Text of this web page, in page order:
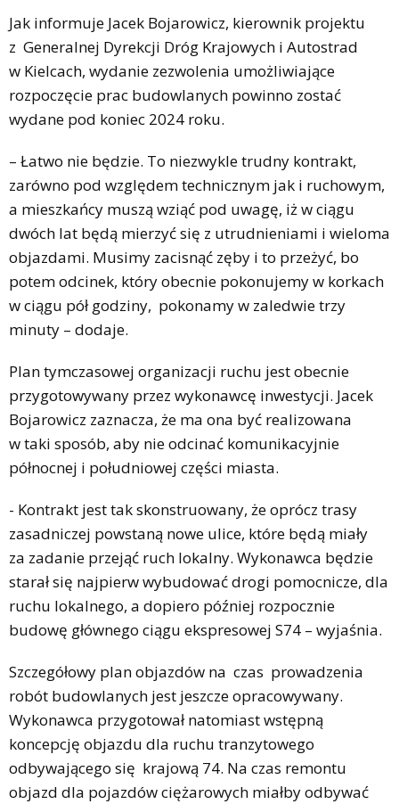
Jak informuje Jacek Bojarowicz, kierownik projektu
z Generalnej Dyrekcji Dróg Krajowych i Autostrad
w Kielcach, wydanie zezwolenia umożliwiające
rozpoczęcie prac budowlanych powinno zostać
wydane pod koniec 2024 roku.
– Łatwo nie będzie. To niezwykle trudny kontrakt,
zarówno pod względem technicznym jak i ruchowym,
a mieszkańcy muszą wziąć pod uwagę, iż w ciągu
dwóch lat będą mierzyć się z utrudnieniami i wieloma
objazdami. Musimy zacisnąć zęby i to przeżyć, bo
potem odcinek, który obecnie pokonujemy w korkach
w ciągu pół godziny, pokonamy w zaledwie trzy
minuty – dodaje.
Plan tymczasowej organizacji ruchu jest obecnie
przygotowywany przez wykonawcę inwestycji. Jacek
Bojarowicz zaznacza, że ma ona być realizowana
w taki sposób, aby nie odcinać komunikacyjnie
północnej i południowej części miasta.
- Kontrakt jest tak skonstruowany, że oprócz trasy
zasadniczej powstaną nowe ulice, które będą miały
za zadanie przejąć ruch lokalny. Wykonawca będzie
starał się najpierw wybudować drogi pomocnicze, dla
ruchu lokalnego, a dopiero później rozpocznie
budowę głównego ciągu ekspresowej S74 – wyjaśnia.
Szczegółowy plan objazdów na czas prowadzenia
robót budowlanych jest jeszcze opracowywany.
Wykonawca przygotował natomiast wstępną
koncepcję objazdu dla ruchu tranzytowego
odbywającego się krajową 74. Na czas remontu
objazd dla pojazdów ciężarowych miałby odbywać